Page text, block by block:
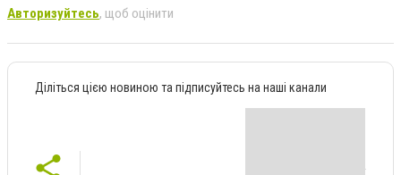
Авторизуйтесь, щоб оцінити
Діліться цією новиною та підписуйтесь на наші канали